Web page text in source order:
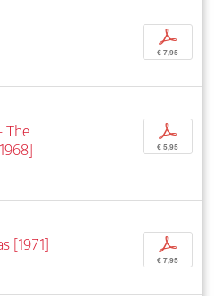
p
€ 7,95
p
€ 5,95
[1971]
p
€ 7,95